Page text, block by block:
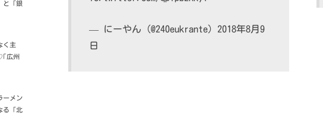
— にーやん (@240eukrante) 2018年8月9
日
と「銀
く主
｢広州
ーメン
る「北